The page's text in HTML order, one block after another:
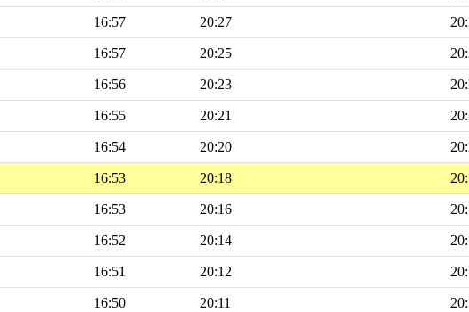
16:57 20:27
16:57 20:25
16:56 20:23
16:55 20:21
16:54 20:20
16:53 20:18
16:53 20:16
16:52 20:14
16:51 20:12
16:50 20:11